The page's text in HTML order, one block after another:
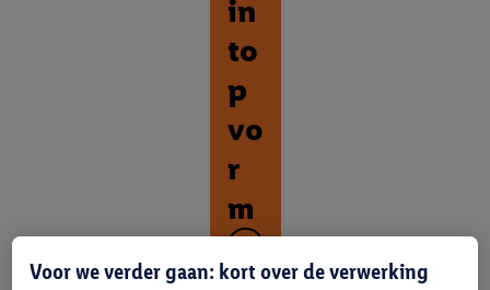
in
to
p
vo
r
m
n
Voor we verder gaan: kort over de verwerking